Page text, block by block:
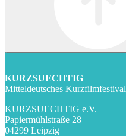
KURZSUECHTIG
Mitteldeutsches Kurzfilmfestival
KURZSUECHTIG e.V.
Papiermühlstraße 28
04299 Leipzig